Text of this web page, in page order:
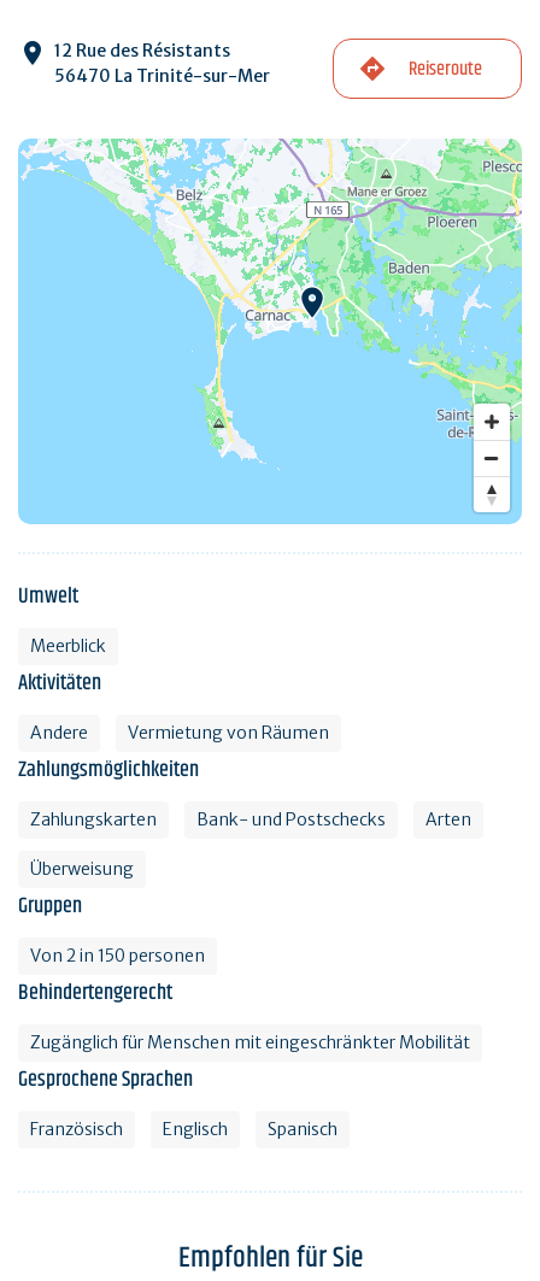
12 Rue des Résistants
56470 La Trinité-sur-Mer
Reiseroute
Umwelt
Meerblick
Aktivitäten
Andere Vermietung von Räumen
Zahlungsmöglichkeiten
Zahlungskarten Bank- und Postschecks Arten
Überweisung
Gruppen
Von 2 in 150 personen
Behindertengerecht
Zugänglich für Menschen mit eingeschränkter Mobilität
Gesprochene Sprachen
Französisch Englisch Spanisch
Empfohlen für Sie